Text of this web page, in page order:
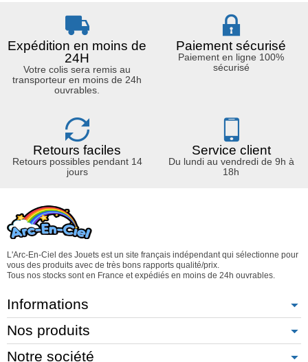
Expédition en moins de
24H
Votre colis sera remis au
transporteur en moins de 24h
ouvrables.
Paiement sécurisé
Paiement en ligne 100%
sécurisé
Retours faciles
Retours possibles pendant 14
jours
Service client
Du lundi au vendredi de 9h à
18h
L'Arc-En-Ciel des Jouets est un site français indépendant qui sélectionne pour
vous des produits avec de très bons rapports qualité/prix.
Tous nos stocks sont en France et expédiés en moins de 24h ouvrables.
Informations
Nos produits
Notre société